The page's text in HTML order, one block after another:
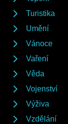
Turistika
Umění
Vánoce
Vaření
Věda
Vojenství
Výživa
Vzdělání